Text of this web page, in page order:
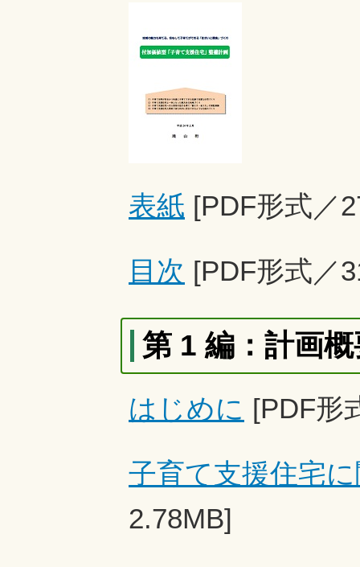
表紙 [PDF形式／
目次 [PDF形式／
第 1 編：計画
はじめに [PDF形
子育て支援住宅
2.78MB]